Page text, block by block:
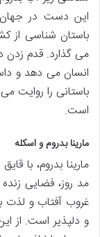
این دست در
باستان شناسی از
می گذارد. قدم زدن
انسان می دهد و
باستانی را روایت
است.
مارینا بدروم و اسکله
مارینا بدروم، با
مد روز، فضایی
غروب آفتاب و لذت
و دلپذیر است. از